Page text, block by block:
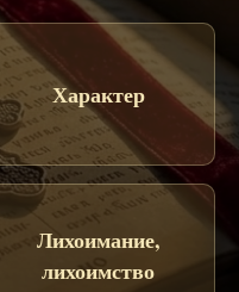
Характер
Лихоимание,
лихоимство